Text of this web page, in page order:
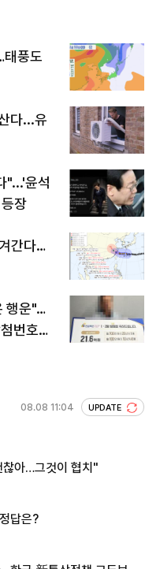
태풍도
다...유
"...'윤석
장
간다…
행운"…
번호조
08.08 11:04 UPDATE
아…그것이 협치"
답은?